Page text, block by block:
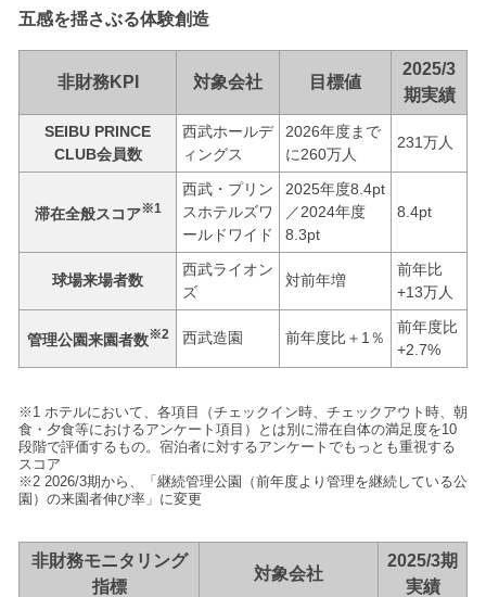
五感を揺さぶる体験創造
非財務KPI 対象会社 目標値
2025/3
期実績
SEIBU PRINCE
CLUB会員数
西武ホールデ
ィングス
2026年度まで
に260万人
231万人
滞在全般スコア※1
西武・プリン
スホテルズワ
ールドワイド
2025年度8.4pt
／2024年度
8.3pt
8.4pt
球場来場者数
西武ライオン
ズ
対前年増
前年比
+13万人
管理公園来園者数※2 西武造園 前年度比＋1％
前年度比
+2.7%
※1 ホテルにおいて、各項目（チェックイン時、チェックアウト時、朝
食・夕食等におけるアンケート項目）とは別に滞在自体の満足度を10
段階で評価するもの。宿泊者に対するアンケートでもっとも重視する
スコア
※2 2026/3期から、「継続管理公園（前年度より管理を継続している公
園）の来園者伸び率」に変更
非財務モニタリング
指標
対象会社
2025/3期
実績